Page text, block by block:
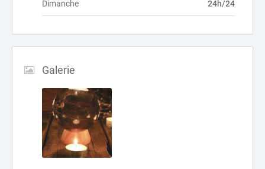
Dimanche 24h/24
Galerie